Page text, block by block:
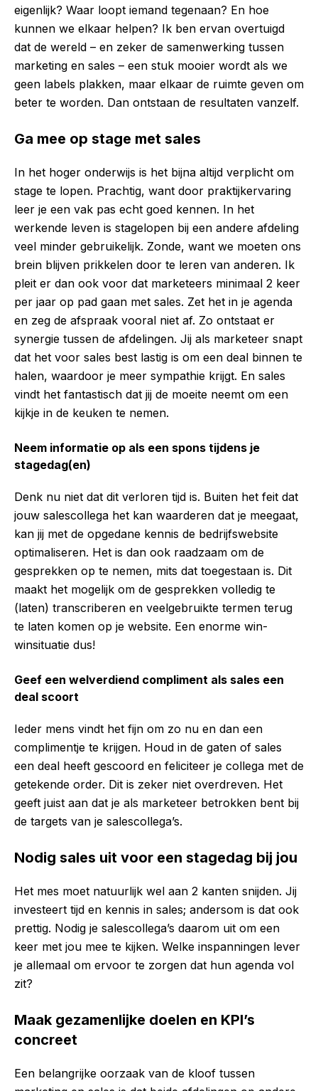
eigenlijk? Waar loopt iemand tegenaan? En hoe
kunnen we elkaar helpen? Ik ben ervan overtuigd
dat de wereld – en zeker de samenwerking tussen
marketing en sales – een stuk mooier wordt als we
geen labels plakken, maar elkaar de ruimte geven om
beter te worden. Dan ontstaan de resultaten vanzelf.
Ga mee op stage met sales
In het hoger onderwijs is het bijna altijd verplicht om
stage te lopen. Prachtig, want door praktijkervaring
leer je een vak pas echt goed kennen. In het
werkende leven is stagelopen bij een andere afdeling
veel minder gebruikelijk. Zonde, want we moeten ons
brein blijven prikkelen door te leren van anderen. Ik
pleit er dan ook voor dat marketeers minimaal 2 keer
per jaar op pad gaan met sales. Zet het in je agenda
en zeg de afspraak vooral niet af. Zo ontstaat er
synergie tussen de afdelingen. Jij als marketeer snapt
dat het voor sales best lastig is om een deal binnen te
halen, waardoor je meer sympathie krijgt. En sales
vindt het fantastisch dat jij de moeite neemt om een
kijkje in de keuken te nemen.
Neem informatie op als een spons tijdens je
stagedag(en)
Denk nu niet dat dit verloren tijd is. Buiten het feit dat
jouw salescollega het kan waarderen dat je meegaat,
kan jij met de opgedane kennis de bedrijfswebsite
optimaliseren. Het is dan ook raadzaam om de
gesprekken op te nemen, mits dat toegestaan is. Dit
maakt het mogelijk om de gesprekken volledig te
(laten) transcriberen en veelgebruikte termen terug
te laten komen op je website. Een enorme win-
winsituatie dus!
Geef een welverdiend compliment als sales een
deal scoort
Ieder mens vindt het fijn om zo nu en dan een
complimentje te krijgen. Houd in de gaten of sales
een deal heeft gescoord en feliciteer je collega met de
getekende order. Dit is zeker niet overdreven. Het
geeft juist aan dat je als marketeer betrokken bent bij
de targets van je salescollega’s.
Nodig sales uit voor een stagedag bij jou
Het mes moet natuurlijk wel aan 2 kanten snijden. Jij
investeert tijd en kennis in sales; andersom is dat ook
prettig. Nodig je salescollega’s daarom uit om een
keer met jou mee te kijken. Welke inspanningen lever
je allemaal om ervoor te zorgen dat hun agenda vol
zit?
Maak gezamenlijke doelen en KPI’s
concreet
Een belangrijke oorzaak van de kloof tussen